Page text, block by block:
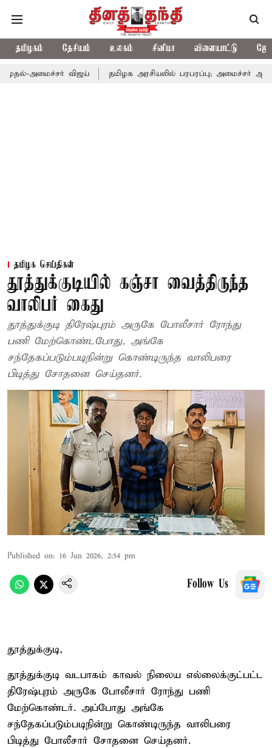
தமிழகம் தேசியம் உலகம் சினிமா விளையாட்டு
விஜய் தமிழக அரசியலில் பரபரப்பு; அமைச்சர் ஆனந்த்
தமிழக செய்திகள்
தூத்துக்குடியில் கஞ்சா வைத்திருந்த
வாலிபர் கைது
தூத்துக்குடி திரேஷ்புரம் அருகே போலீசார் ரோந்து
பணி மேற்கொண்டபோது, அங்கே
சந்தேகப்படும்படிநின்று கொண்டிருந்த வாலிபரை
பிடித்து சோதனை செய்தனர்.
Published on: 16 Jun 2026, 2:54 pm
Follow Us
தூத்துக்குடி,
தூத்துக்குடி வடபாகம் காவல் நிலைய எல்லைக்குட்பட்ட
திரேஷ்புரம் அருகே போலீசார் ரோந்து பணி
மேற்கொண்டர். அப்போது அங்கே
சந்தேகப்படும்படிநின்று கொண்டிருந்த வாலிபரை
பிடித்து போலீசார் சோதனை செய்தனர்.